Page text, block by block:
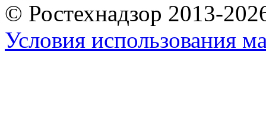
© Ростехнадзор 2013-
Условия использования